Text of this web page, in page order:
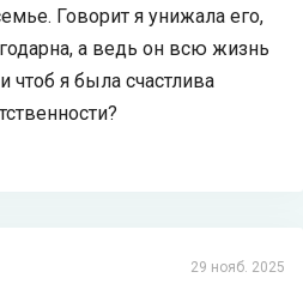
Говорит я унижала его,
а ведь он всю жизнь
чтоб я была счастлива
29 нояб. 2025